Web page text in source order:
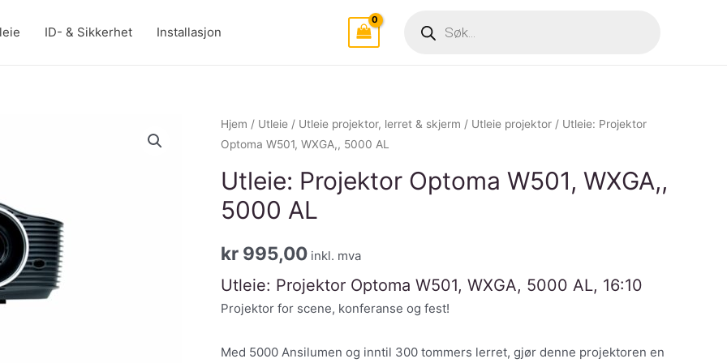
ID- & Sikkerhet Installasjon search
Hjem / Utleie / Utleie projektor, lerret & skjerm / Utleie projektor / Utleie: Projektor
Optoma W501, WXGA,, 5000 AL
Utleie: Projektor Optoma W501, WXGA,,
5000 AL
kr 995,00 inkl. mva
Utleie: Projektor Optoma W501, WXGA, 5000 AL, 16:10
Projektor for scene, konferanse og fest!
Med 5000 Ansilumen og inntil 300 tommers lerret, gjør denne projektoren en